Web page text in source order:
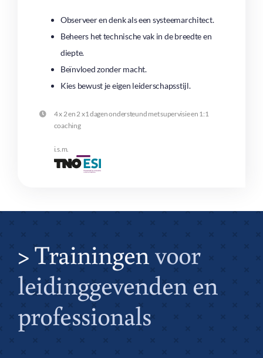
Observeer en denk als een systeemarchitect.
Beheers het technische vak in de breedte en
diepte.
Beïnvloed zonder macht.
Kies bewust je eigen leiderschapsstijl.
4 x 2 en 2 x1 dagen ondersteund met supervisie en 1:1
coaching
i.s.m.
> Trainingenvoor
leidinggevenden en
professionals